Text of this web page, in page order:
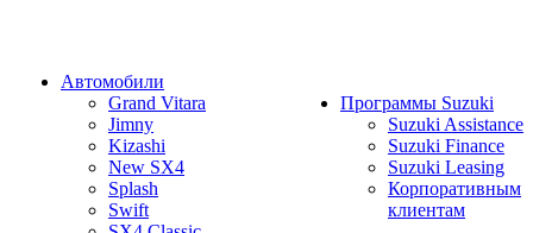
Автомобили
Grand Vitara
Jimny
Kizashi
New SX4
Splash
Swift
Программы Suzuki
Suzuki Assistance
Suzuki Finance
Suzuki Leasing
Корпоративным
клиентам